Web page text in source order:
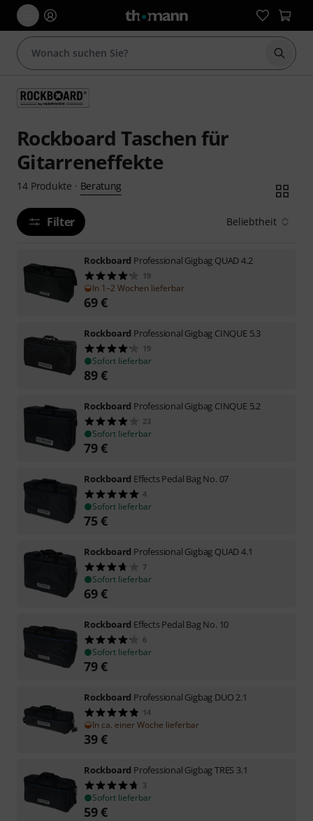
Suche
Rockboard Taschen für
Gitarreneffekte
14 Produkte · Beratung
Filter Beliebtheit
Rockboard Professional Gigbag QUAD 4.2
19
In 1–2 Wochen lieferbar
69€
Rockboard Professional Gigbag CINQUE 5.3
19
Sofort lieferbar
89€
Rockboard Professional Gigbag CINQUE 5.2
23
Sofort lieferbar
79€
Rockboard Effects Pedal Bag No. 07
4
Sofort lieferbar
75€
Rockboard Professional Gigbag QUAD 4.1
7
Sofort lieferbar
69€
Rockboard Effects Pedal Bag No. 10
6
Sofort lieferbar
79€
Rockboard Professional Gigbag DUO 2.1
14
In ca. einer Woche lieferbar
39€
Rockboard Professional Gigbag TRES 3.1
3
Sofort lieferbar
59€